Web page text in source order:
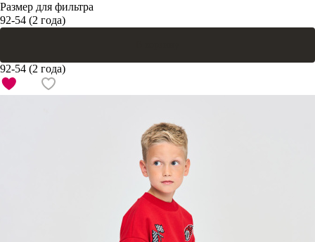
Размер для фильтра
92-54 (2 года)
92-54 (2 года)